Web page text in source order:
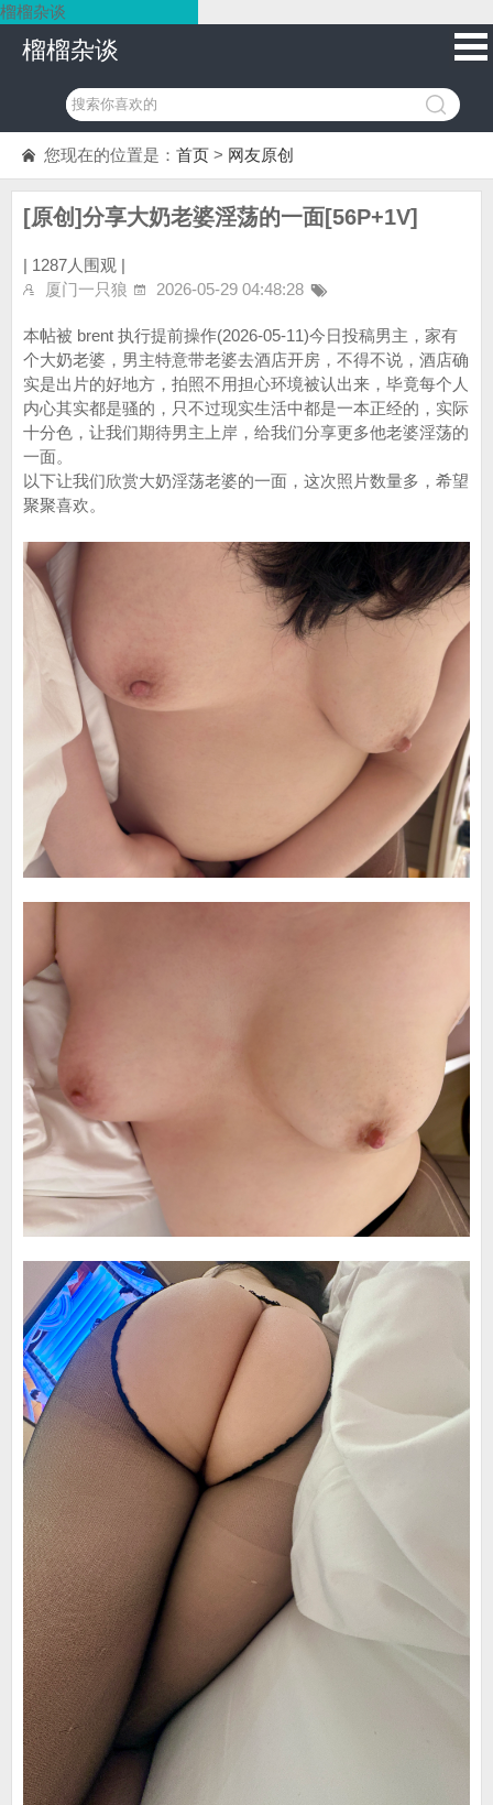
榴榴杂谈
榴榴杂谈
您现在的位置是： 首页 > 网友原创
[原创]分享大奶老婆淫荡的一面[56P+1V]
| 1287人围观 |
厦门一只狼
2026-05-29 04:48:28
本帖被 brent 执行提前操作(2026-05-11)今日投稿男主，家有
个大奶老婆，男主特意带老婆去酒店开房，不得不说，酒店确
实是出片的好地方，拍照不用担心环境被认出来，毕竟每个人
内心其实都是骚的，只不过现实生活中都是一本正经的，实际
十分色，让我们期待男主上岸，给我们分享更多他老婆淫荡的
一面。
以下让我们欣赏大奶淫荡老婆的一面，这次照片数量多，希望
聚聚喜欢。